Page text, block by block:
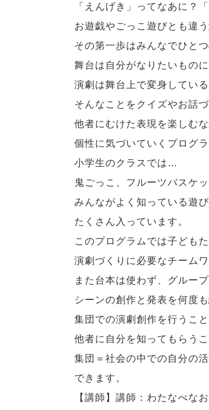
「えんげき」ってなあに？
お遊戯やごっこ遊びとも違う
その第一歩はみんなでひと
舞台は自分がなりたいもの
演劇は舞台上で変身してい
そんなことをクイズやお話
他者にむけた表現を楽しむ
個性に気づいていくプログラ
小学生のクラスでは…
鬼ごっこ、フルーツバスケ
みんながよく知っている遊
たくさん入っています。
このプログラムでは子ども
演劇づくりに必要なチームワ
また台本は使わず、グルー
シーンの創作と発表を何度
集団での演劇創作を行うこ
他者に自分を知ってもらう
集団＝社会の中での自分の
できます。
【講師】講師：わたなべな